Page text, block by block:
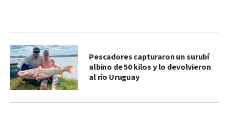
Pescadores capturaron un surubí
albino de 50 kilos y lo devolvieron
al río Uruguay